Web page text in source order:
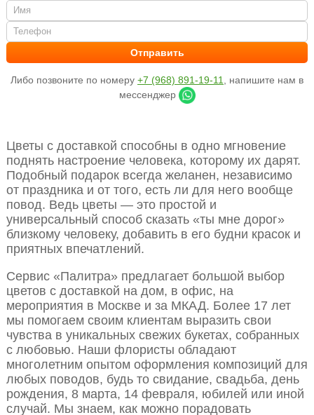
Либо позвоните по номеру +7 (968) 891-19-11
, напишите нам в
мессенджер
Цветы с доставкой способны в одно мгновение
поднять настроение человека, которому их дарят.
Подобный подарок всегда желанен, независимо
от праздника и от того, есть ли для него вообще
повод. Ведь цветы — это простой и
универсальный способ сказать «ты мне дорог»
близкому человеку, добавить в его будни красок и
приятных впечатлений.
Сервис «Палитра» предлагает большой выбор
цветов с доставкой на дом, в офис, на
мероприятия в Москве и за МКАД. Более 17 лет
мы помогаем своим клиентам выразить свои
чувства в уникальных свежих букетах, собранных
с любовью. Наши флористы обладают
многолетним опытом оформления композиций для
любых поводов, будь то свидание, свадьба, день
рождения, 8 марта, 14 февраля, юбилей или иной
случай. Мы знаем, как можно порадовать